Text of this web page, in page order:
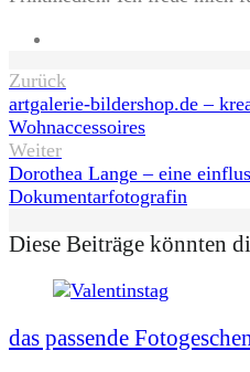
Beitragsnavigation
Zurück
artgalerie-bildershop.de –
Wohnaccessoires
Weiter
Dorothea Lange – eine
Dokumentarfotografin
Diese Beiträge könnten
das passende